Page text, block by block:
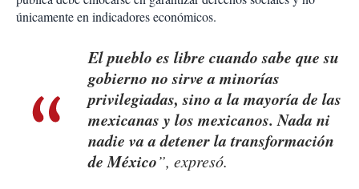
únicamente en indicadores económicos.
El pueblo es libre cuando sabe que su
gobierno no sirve a minorías
privilegiadas, sino a la mayoría de las
mexicanas y los mexicanos. Nada ni
nadie va a detener la transformación
de México”, expresó.